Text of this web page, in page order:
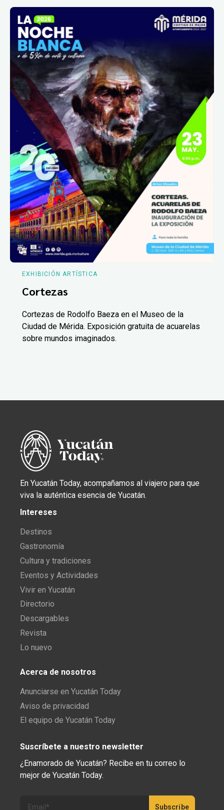
EXHIBICIÓN ARTÍSTICA
Cortezas
Cortezas de Rodolfo Baeza en el Museo de la
Ciudad de Mérida. Exposición gratuita de acuarelas
sobre mundos imaginados.
En Yucatán Today, acompañamos al viajero para que
viva la auténtica esencia de Yucatán.
Intereses
Destinos
Gastronomía
Cultura y tradiciones
Eventos y Actividades
Vivir en Yucatán
Directorio
Descargables
Revista
Lo nuevo
Acerca de nosotros
Anunciarse en Yucatán Today
Aviso de privacidad
El equipo de Yucatán Today
Suscríbete a nuestro newsletter
¿Enamorado de Yucatán? Recibe en tu correo lo
mejor de Yucatán Today.